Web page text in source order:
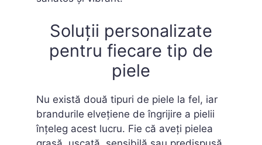
Soluții personalizate
pentru fiecare tip de
piele
Nu există două tipuri de piele la fel, iar
brandurile elvețiene de îngrijire a pielii
înțeleg acest lucru. Fie că aveți pielea